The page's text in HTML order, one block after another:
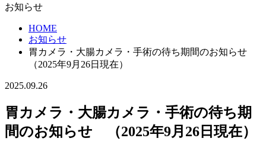
お知らせ
HOME
お知らせ
胃カメラ・大腸カメラ・手術の待ち期間のお知らせ
（2025年9月26日現在）
2025.09.26
胃カメラ・大腸カメラ・手術の待ち期
間のお知らせ （2025年9月26日現在）